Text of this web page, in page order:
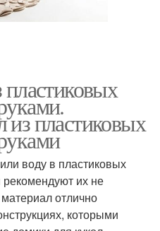
пластиковых
воду в пластиковых
их не
отлично
которыми